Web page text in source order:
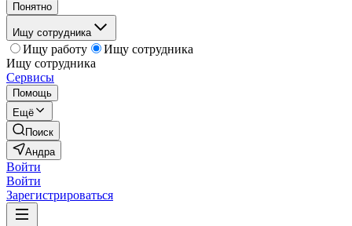
Понятно
Ищу сотрудника
Ищу работу
Ищу сотрудника
Ищу сотрудника
Сервисы
Помощь
Ещё
Поиск
Андра
Войти
Войти
Зарегистрироваться